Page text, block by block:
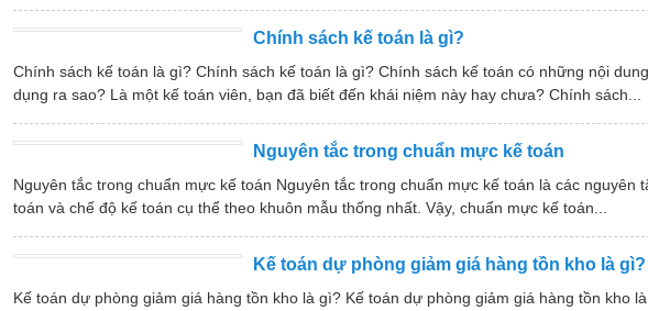
Chính sách kế toán là gì?
Chính sách kế toán là gì? Chính sách kế toán là gì? Chính sách kế toán có những nội
dụng ra sao? Là một kế toán viên, bạn đã biết đến khái niệm này hay chưa? Chính sách...
Nguyên tắc trong chuẩn mực kế toán
Nguyên tắc trong chuẩn mực kế toán Nguyên tắc trong chuẩn mực kế toán là các
toán và chế độ kế toán cụ thể theo khuôn mẫu thống nhất. Vậy, chuẩn mực kế toán...
Kế toán dự phòng giảm giá hàng tồn kho là gì?
Kế toán dự phòng giảm giá hàng tồn kho là gì? Kế toán dự phòng giảm giá hàng tồn kho